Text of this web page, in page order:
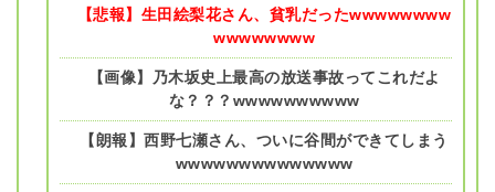
【悲報】生田絵梨花さん、貧乳だったwwwwwwww
wwwwwwww
【画像】乃木坂史上最高の放送事故ってこれだよ
な？？？wwwwwwwwww
【朗報】西野七瀬さん、ついに谷間ができてしまう
wwwwwwwwwwwwww